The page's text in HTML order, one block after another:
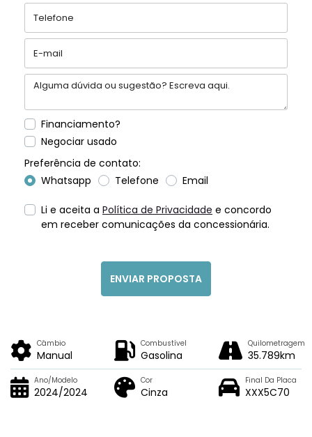
Financiamento?
Negociar usado
Preferência de contato:
Whatsapp
Telefone Email
Li e aceita a Política de Privacidade e concordo
em receber comunicações da concessionária.
ENVIAR PROPOSTA
Câmbio
Manual
Combustível
Gasolina
Quilometragem
35.789km
Ano/Modelo
2024/2024
Cor
Cinza
Final Da Placa
XXX5C70